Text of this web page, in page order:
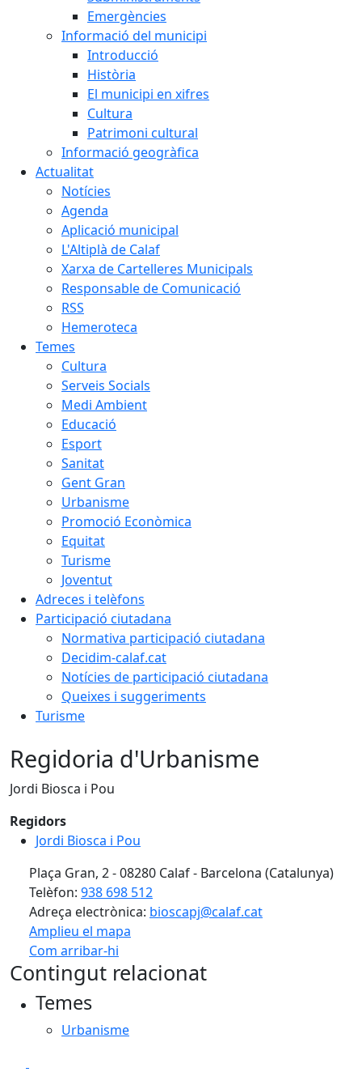
Emergències
Informació del municipi
Introducció
Història
El municipi en xifres
Cultura
Patrimoni cultural
Informació geogràfica
Actualitat
Notícies
Agenda
Aplicació municipal
L'Altiplà de Calaf
Xarxa de Cartelleres Municipals
Responsable de Comunicació
RSS
Hemeroteca
Temes
Cultura
Serveis Socials
Medi Ambient
Educació
Esport
Sanitat
Gent Gran
Urbanisme
Promoció Econòmica
Equitat
Turisme
Joventut
Adreces i telèfons
Participació ciutadana
Normativa participació ciutadana
Decidim-calaf.cat
Notícies de participació ciutadana
Queixes i suggeriments
Turisme
Regidoria d'Urbanisme
Jordi Biosca i Pou
Regidors
Jordi Biosca i Pou
Plaça Gran, 2 - 08280 Calaf - Barcelona (Catalunya)
Telèfon: 938 698 512
Adreça electrònica: bioscapj@calaf.cat
Amplieu el mapa
Com arribar-hi
+
Contingut relacionat
Temes
Urbanisme